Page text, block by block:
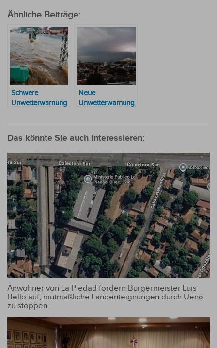
Ähnliche Beiträge:
Schwere
Unwetterwarnung
Departement
Neue
Unwetterwarnung
Das könnte Sie auch interessieren:
Anwohner von La Piedad fordern Bürgermeister Luis
Bello auf, mutmaßliche Landenteignungen durch Ueno
zu stoppen